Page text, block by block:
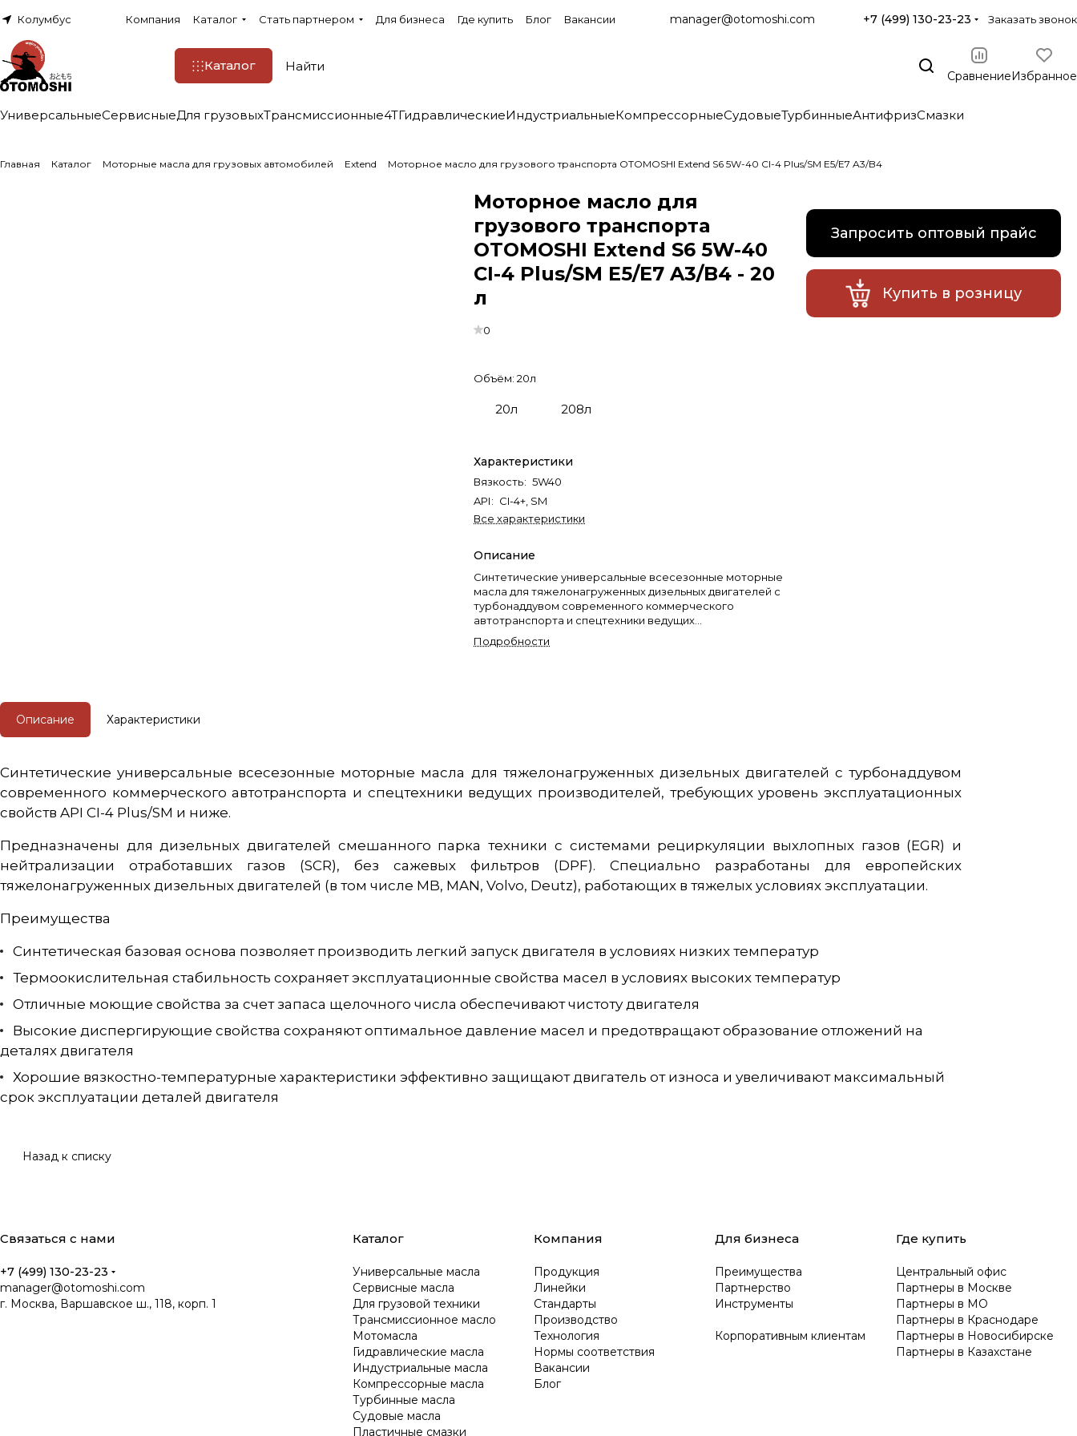
Колумбус Компания Каталог Стать партнером Для бизнеса Где купить Блог Вакансии manager@otomoshi.com +7 (499) 130-23-23 Заказать звонок
Каталог
СравнениеИзбранное
УниверсальныеСервисныеДля грузовыхТрансмиссионные4TГидравлическиеИндустриальныеКомпрессорныеСудовыеТурбинныеАнтифризСмазки
Главная Каталог Моторные масла для грузовых автомобилей Extend Моторное масло для грузового транспорта OTOMOSHI Extend S6 5W-40 CI-4 Plus/SM E5/E7 A3/B4
Моторное масло для
грузового транспорта
OTOMOSHI Extend S6 5W-40
CI-4 Plus/SM E5/E7 A3/B4 - 20
л
0
Объём:20л
20л 208л
Характеристики
Вязкость: 5W40
API: CI-4+, SM
Все характеристики
Описание
Cинтетические универсальные всесезонные моторные
масла для тяжелонагруженных дизельных двигателей с
турбонаддувом современного коммерческого
автотранспорта и спецтехники ведущих
производителей, требующих уровень эксплуатационных
свойств API CI-4 Plus/SM и ниже.
Подробности
Запросить оптовый прайс
Купить в розницу
Описание Характеристики
Cинтетические универсальные всесезонные моторные масла для тяжелонагруженных дизельных двигателей с турбонаддувом
современного коммерческого автотранспорта и спецтехники ведущих производителей, требующих уровень эксплуатационных
свойств API CI-4 Plus/SM и ниже.
Предназначены для дизельных двигателей смешанного парка техники с системами рециркуляции выхлопных газов (EGR) и
нейтрализации отработавших газов (SCR), без сажевых фильтров (DPF). Специально разработаны для европейских
тяжелонагруженных дизельных двигателей (в том числе MB, MAN, Volvo, Deutz), работающих в тяжелых условиях эксплуатации.
Преимущества
Синтетическая базовая основа позволяет производить легкий запуск двигателя в условиях низких температур
Термоокислительная стабильность сохраняет эксплуатационные свойства масел в условиях высоких температур
Отличные моющие свойства за счет запаса щелочного числа обеспечивают чистоту двигателя
Высокие диспергирующие свойства сохраняют оптимальное давление масел и предотвращают образование отложений на
деталях двигателя
Хорошие вязкостно-температурные характеристики эффективно защищают двигатель от износа и увеличивают максимальный
срок эксплуатации деталей двигателя
Назад к списку
Связаться с нами
+7 (499) 130-23-23
manager@otomoshi.com
г. Москва, Варшавское ш., 118, корп. 1
Каталог
Универсальные масла
Сервисные масла
Для грузовой техники
Трансмиссионное масло
Мотомасла
Гидравлические масла
Индустриальные масла
Компрессорные масла
Турбинные масла
Судовые масла
Пластичные смазки
Компания
Продукция
Линейки
Стандарты
Производство
Технология
Нормы соответствия
Вакансии
Блог
Для бизнеса
Преимущества
Партнерство
Инструменты
Корпоративным клиентам
Где купить
Центральный офис
Партнеры в Москве
Партнеры в МО
Партнеры в Краснодаре
Партнеры в Новосибирске
Партнеры в Казахстане